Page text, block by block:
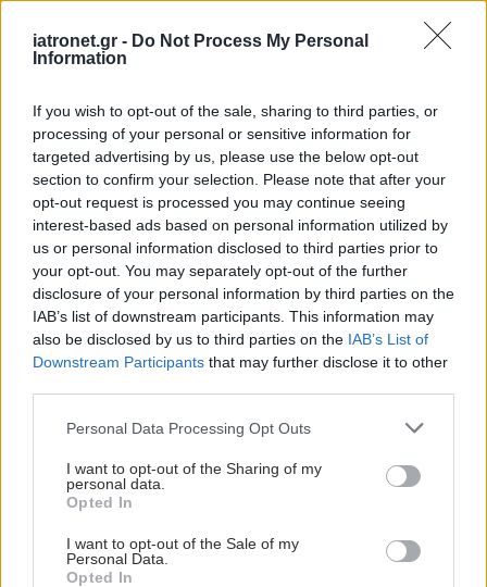
iatronet.gr - Do Not Process My Personal
Information
If you wish to opt-out of the sale, sharing to third parties, or
processing of your personal or sensitive information for
targeted advertising by us, please use the below opt-out
section to confirm your selection. Please note that after your
opt-out request is processed you may continue seeing
interest-based ads based on personal information utilized by
us or personal information disclosed to third parties prior to
your opt-out. You may separately opt-out of the further
disclosure of your personal information by third parties on the
IAB’s list of downstream participants. This information may
also be disclosed by us to third parties on the IAB’s List of
Downstream Participants that may further disclose it to other
Please note that this website/app uses one or more Google
not limited to your visit or usage behaviour. You may click to
grant or deny consent to Google and its third-party tags to
use your data for below specified purposes in below Google
consent section.
Personal Data Processing Opt Outs
I want to opt-out of the Sharing of my
personal data.
Opted In
I want to opt-out of the Sale of my
Personal Data.
Opted In